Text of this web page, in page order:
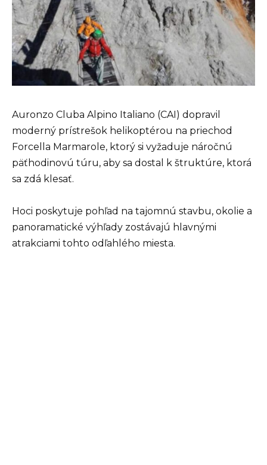
Auronzo Cluba Alpino Italiano (CAI) dopravil
moderný prístrešok helikoptérou na priechod
Forcella Marmarole, ktorý si vyžaduje náročnú
päťhodinovú túru, aby sa dostal k štruktúre, ktorá
sa zdá klesať.
Hoci poskytuje pohľad na tajomnú stavbu, okolie a
panoramatické výhľady zostávajú hlavnými
atrakciami tohto odľahlého miesta.